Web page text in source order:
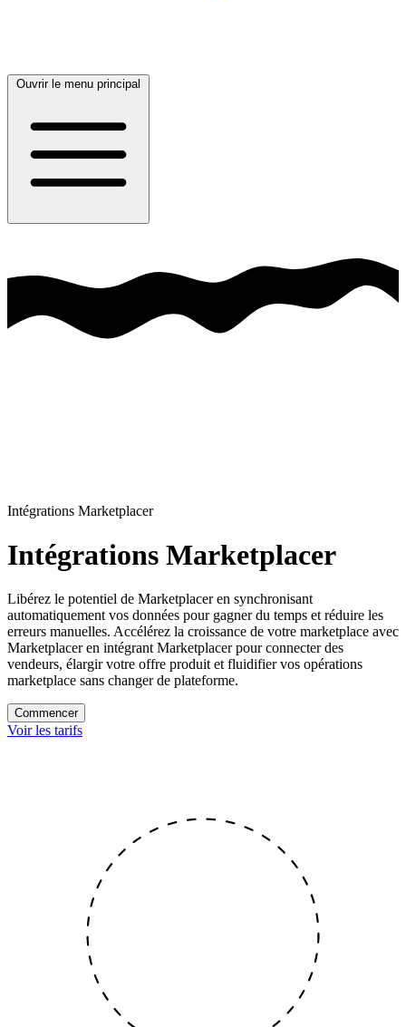
Ouvrir le menu principal
Intégrations Marketplacer
Intégrations Marketplacer
Libérez le potentiel de Marketplacer en synchronisant
automatiquement vos données pour gagner du temps et réduire les
erreurs manuelles. Accélérez la croissance de votre marketplace avec
Marketplacer en intégrant Marketplacer pour connecter des
vendeurs, élargir votre offre produit et fluidifier vos opérations
marketplace sans changer de plateforme.
Commencer
Voir les tarifs